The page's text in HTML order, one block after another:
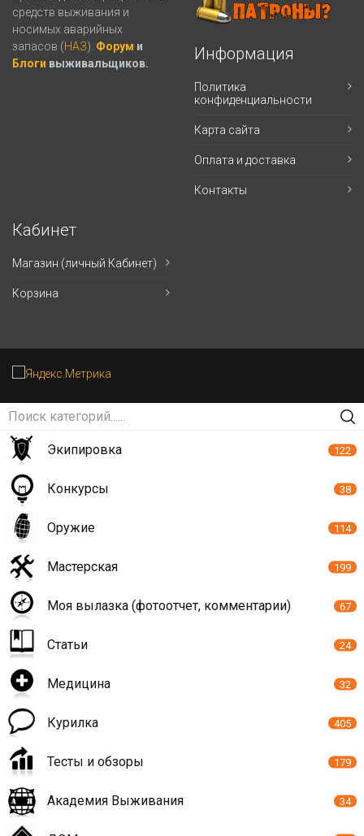
средств выживания и
носимых аварийных
запасов (НАЗ). Форум и
Блоги выживальщиков.
Информация
Политика
конфиденциальности
Карта сайта
Оплата и доставка
Контакты
Кабинет
Магазин (личный Кабинет)
Корзина
Экипировка 122
Конкурсы 38
Оружие 114
Мастерская 199
Моя вылазка (фотоотчет, комментарии) 67
Статьи 24
Медицина 32
Курилка 405
Тесты и обзоры 179
Академия Выживания 34